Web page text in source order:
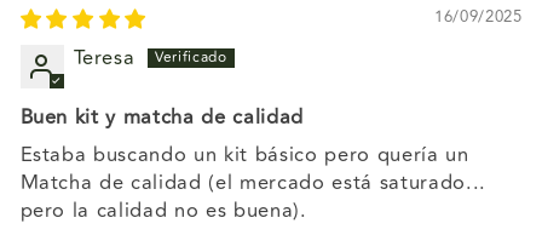
16/09/2025
Teresa
Buen kit y matcha de calidad
Estaba buscando un kit básico pero quería un
Matcha de calidad (el mercado está saturado...
pero la calidad no es buena).